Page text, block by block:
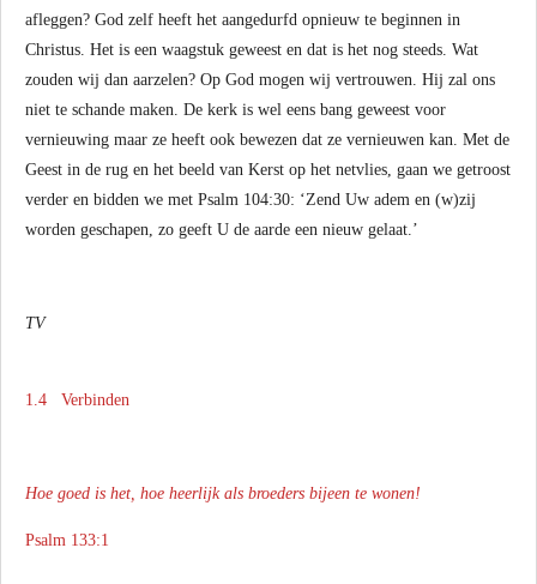
afleggen? God zelf heeft het aangedurfd opnieuw te beginnen in
Christus. Het is een waagstuk geweest en dat is het nog steeds. Wat
zouden wij dan aarzelen? Op God mogen wij vertrouwen. Hij zal ons
niet te schande maken. De kerk is wel eens bang geweest voor
vernieuwing maar ze heeft ook bewezen dat ze vernieuwen kan. Met de
Geest in de rug en het beeld van Kerst op het netvlies, gaan we getroost
verder en bidden we met Psalm 104:30: ‘Zend Uw adem en (w)zij
worden geschapen, zo geeft U de aarde een nieuw gelaat.’
TV
1.4 Verbinden
Hoe goed is het, hoe heerlijk als broeders bijeen te wonen!
Psalm 133:1